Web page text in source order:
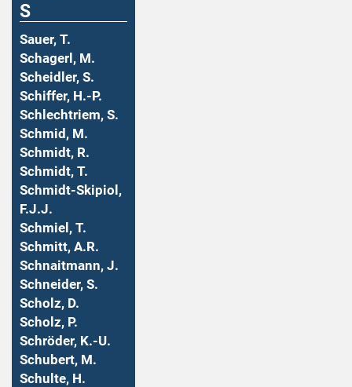
S
Sauer, T.
Schagerl, M.
Scheidler, S.
Schiffer, H.-P.
Schlechtriem, S.
Schmid, M.
Schmidt, R.
Schmidt, T.
Schmidt-Skipiol,
F.J.J.
Schmiel, T.
Schmitt, A.R.
Schnaitmann, J.
Schneider, S.
Scholz, D.
Scholz, P.
Schröder, K.-U.
Schubert, M.
Schulte, H.